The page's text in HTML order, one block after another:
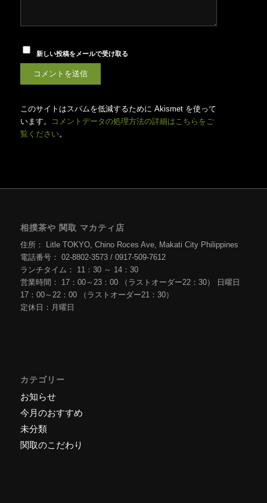
新しい投稿をメールで受け取る
このサイトはスパムを低減するために Akismet を使って
います。
コメントデータの処理方法の詳細はこちらをご
覧ください。
相撲茶や 関取 マカティ店
住所： Litle TOKYO, Chino Roces Ave, Makati City Philippines
電話番号： 02-8802-3573 / 0917-509-7612
ランチタイム： 11：30 ～ 14：30
営業時間： 17：00～23：00 （ラストオーダー22：30） 日曜日
17：00～22：00 （ラストオーダー21：30）
定休日：月曜日
カテゴリー
お知らせ
今月のおすすめ
未分類
関取のこだわり